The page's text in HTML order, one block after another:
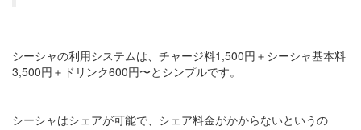
シーシャの利用システムは、チャージ料1,500円＋シーシャ基本料
3,500円＋ドリンク600円〜とシンプルです。
シーシャはシェアが可能で、シェア料金がかからないというの